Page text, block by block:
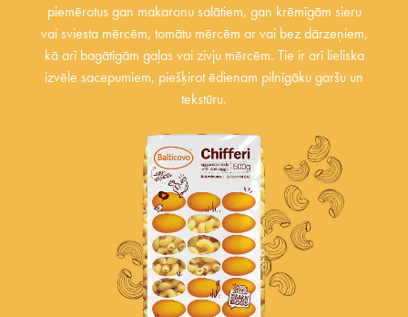
piemērotus gan makaronu salātiem, gan krēmīgām sieru
vai sviesta mērcēm, tomātu mērcēm ar vai bez dārzeņiem,
kā arī bagātīgām gaļas vai zivju mērcēm. Tie ir arī lieliska
izvēle sacepumiem, piešķirot ēdienam pilnīgāku garšu un
tekstūru.